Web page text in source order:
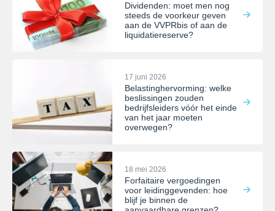
Dividenden: moet men nog
steeds de voorkeur geven
aan de VVPRbis of aan de
liquidatiereserve?
17 juni 2026
Belastinghervorming: welke
beslissingen zouden
bedrijfsleiders vóór het einde
van het jaar moeten
overwegen?
18 mei 2026
Forfaitaire vergoedingen
voor leidinggevenden: hoe
blijf je binnen de